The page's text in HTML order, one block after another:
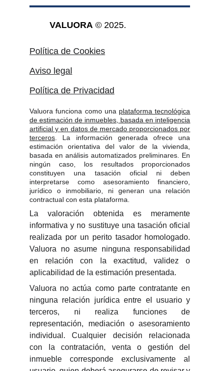
Valuora funciona como una plataforma tecnológica
de estimación de inmuebles, basada en inteligencia
artificial y en datos de mercado proporcionados por
terceros . La información generada ofrece una
estimación orientativa del valor de la vivienda,
basada en análisis automatizados preliminares. En
ningún caso, los resultados proporcionados
constituyen una tasación oficial ni deben
interpretarse como asesoramiento financiero,
jurídico o inmobiliario, ni generan una relación
contractual con esta plataforma.
La valoración obtenida es meramente
informativa y no sustituye una tasación oficial
realizada por un perito tasador homologado.
Valuora no asume ninguna responsabilidad
en relación con la exactitud, validez o
aplicabilidad de la estimación presentada.
Valuora no actúa como parte contratante en
ninguna relación jurídica entre el usuario y
terceros, ni realiza funciones de
representación, mediación o asesoramiento
individual. Cualquier decisión relacionada
con la contratación, venta o gestión del
inmueble corresponde exclusivamente al
VALUORA © 2025.
Aviso legal
Política de Privacidad
Política de Cookies